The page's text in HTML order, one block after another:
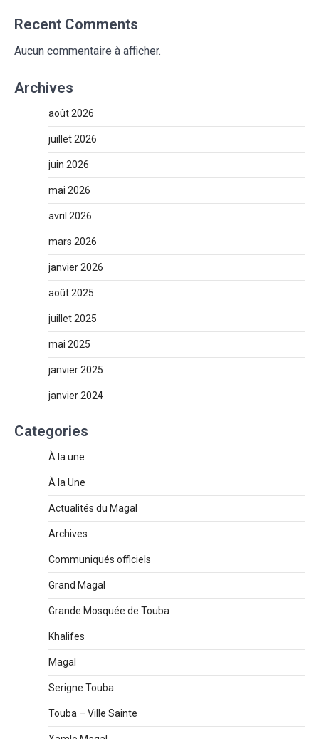
Recent Comments
Aucun commentaire à afficher.
Archives
août 2026
juillet 2026
juin 2026
mai 2026
avril 2026
mars 2026
janvier 2026
août 2025
juillet 2025
mai 2025
janvier 2025
janvier 2024
Categories
À la une
À la Une
Actualités du Magal
Archives
Communiqués officiels
Grand Magal
Grande Mosquée de Touba
Khalifes
Magal
Serigne Touba
Touba – Ville Sainte